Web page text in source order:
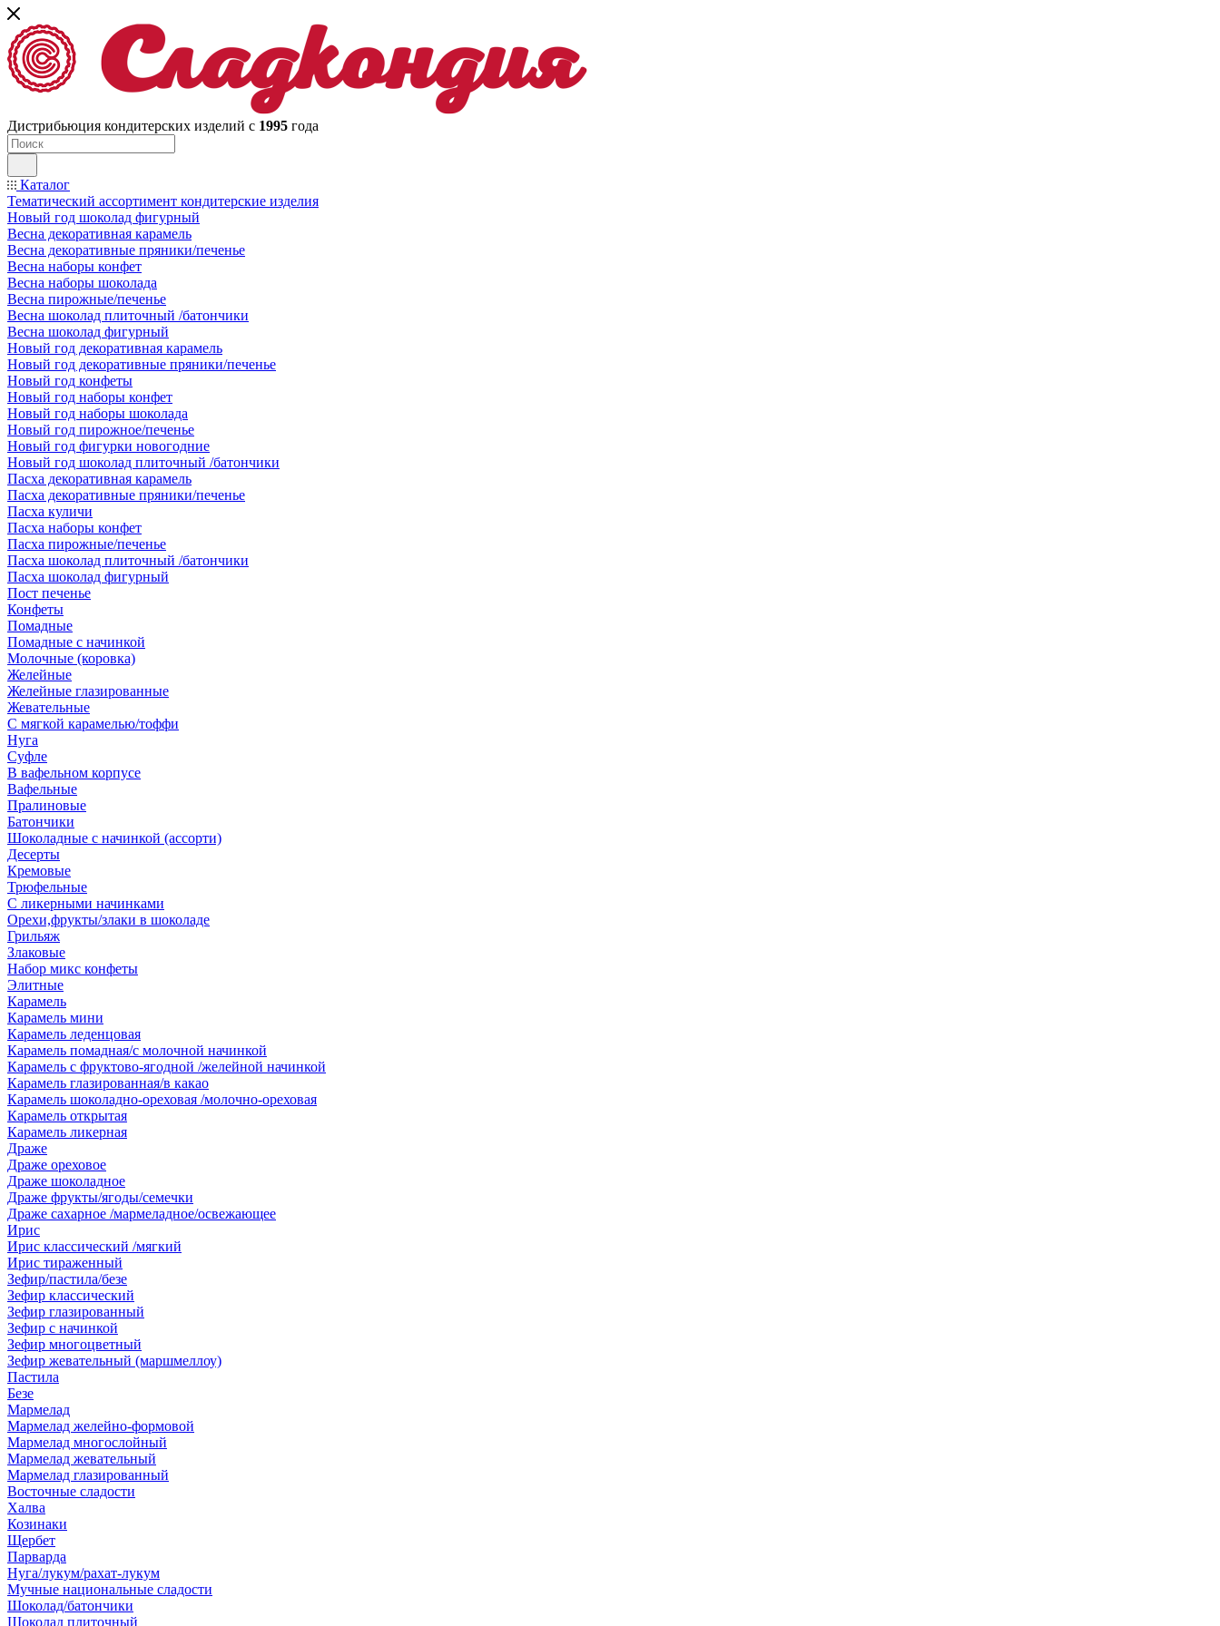
Дистрибьюция кондитерских изделий с 1995 года
Каталог
Тематический ассортимент кондитерские изделия
Новый год шоколад фигурный
Весна декоративная карамель
Весна декоративные пряники/печенье
Весна наборы конфет
Весна наборы шоколада
Весна пирожные/печенье
Весна шоколад плиточный /батончики
Весна шоколад фигурный
Новый год декоративная карамель
Новый год декоративные пряники/печенье
Новый год конфеты
Новый год наборы конфет
Новый год наборы шоколада
Новый год пирожное/печенье
Новый год фигурки новогодние
Новый год шоколад плиточный /батончики
Пасха декоративная карамель
Пасха декоративные пряники/печенье
Пасха куличи
Пасха наборы конфет
Пасха пирожные/печенье
Пасха шоколад плиточный /батончики
Пасха шоколад фигурный
Пост печенье
Конфеты
Помадные
Помадные с начинкой
Молочные (коровка)
Желейные
Желейные глазированные
Жевательные
С мягкой карамелью/тоффи
Нуга
Суфле
В вафельном корпусе
Вафельные
Пралиновые
Батончики
Шоколадные с начинкой (ассорти)
Десерты
Кремовые
Трюфельные
С ликерными начинками
Орехи,фрукты/злаки в шоколаде
Грильяж
Злаковые
Набор микс конфеты
Элитные
Карамель
Карамель мини
Карамель леденцовая
Карамель помадная/с молочной начинкой
Карамель с фруктово-ягодной /желейной начинкой
Карамель глазированная/в какао
Карамель шоколадно-ореховая /молочно-ореховая
Карамель открытая
Карамель ликерная
Драже
Драже ореховое
Драже шоколадное
Драже фрукты/ягоды/семечки
Драже сахарное /мармеладное/освежающее
Ирис
Ирис классический /мягкий
Ирис тираженный
Зефир/пастила/безе
Зефир классический
Зефир глазированный
Зефир с начинкой
Зефир многоцветный
Зефир жевательный (маршмеллоу)
Пастила
Безе
Мармелад
Мармелад желейно-формовой
Мармелад многослойный
Мармелад жевательный
Мармелад глазированный
Восточные сладости
Халва
Козинаки
Щербет
Парварда
Нуга/лукум/рахат-лукум
Мучные национальные сладости
Шоколад/батончики
Шоколад плиточный